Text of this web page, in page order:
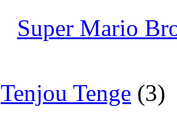
Super Mario
Tenjou Tenge (3)